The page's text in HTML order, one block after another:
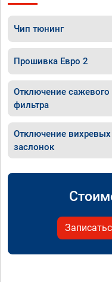
Чип тюнинг
Прошивка Евро 2
Отключение сажевого
фильтра
Отключение вихревых
заслонок